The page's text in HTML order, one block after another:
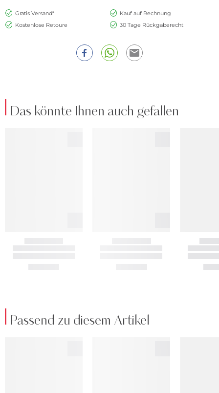
Gratis Versand*
Kauf auf Rechnung
Kostenlose Retoure
30 Tage Rückgaberecht
Das könnte Ihnen auch gefallen
Passend zu diesem Artikel